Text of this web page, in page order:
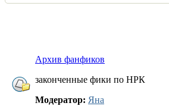
Архив фанфиков
законченные фики по НРК
Модератор: Яна